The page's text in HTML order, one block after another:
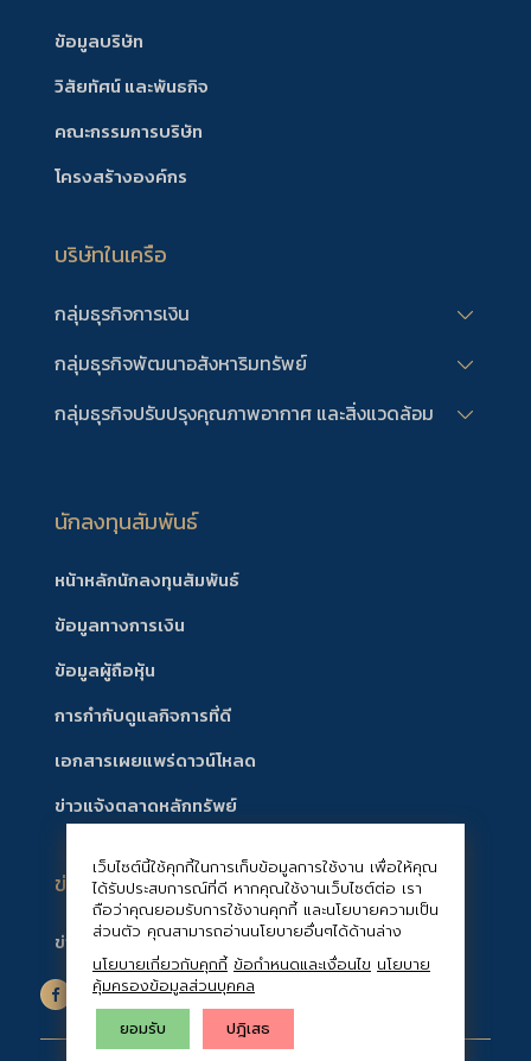
เว็บไซต์นี้ใช้คุกกี้ในการเก็บข้อมูลการใช้งาน เพื่อให้คุณ
ได้รับประสบการณ์ที่ดี หากคุณใช้งานเว็บไซต์ต่อ เรา
ถือว่าคุณยอมรับการใช้งานคุกกี้ และนโยบายความเป็น
ส่วนตัว คุณสามารถอ่านนโยบายอื่นๆได้ด้านล่าง
นโยบายเกี่ยวกับคุกกี้ ข้อกำหนดและเงื่อนไข นโยบาย
คุ้มครองข้อมูลส่วนบุคคล
ยอมรับ
ปฎิเสธ
ข้อมูลบริษัท
วิสัยทัศน์ และพันธกิจ
คณะกรรมการบริษัท
โครงสร้างองค์กร
บริษัทในเครือ
กลุ่มธุรกิจการเงิน
กลุ่มธุรกิจพัฒนาอสังหาริมทรัพย์
กลุ่มธุรกิจปรับปรุงคุณภาพอากาศ และสิ่งแวดล้อม
นักลงทุนสัมพันธ์
หน้าหลักนักลงทุนสัมพันธ์
ข้อมูลทางการเงิน
ข้อมูลผู้ถือหุ้น
การกำกับดูแลกิจการที่ดี
เอกสารเผยแพร่ดาวน์โหลด
ข่าวแจ้งตลาดหลักทรัพย์
ข่าวสาร/กิจกรรมบริษัท
ข่าวสารบริษัท